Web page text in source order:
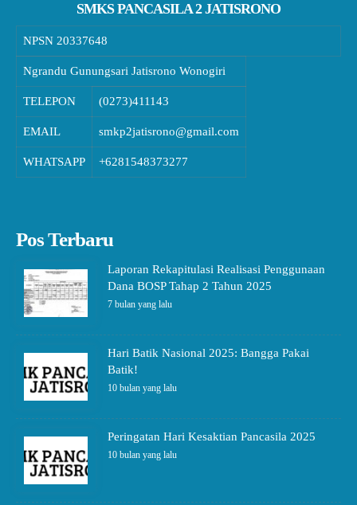
SMKS PANCASILA 2 JATISRONO
NPSN 20337648
Ngrandu Gunungsari Jatisrono Wonogiri
TELEPON (0273)411143
EMAIL smkp2jatisrono@gmail.com
WHATSAPP +6281548373277
Pos Terbaru
Laporan Rekapitulasi Realisasi Penggunaan
Dana BOSP Tahap 2 Tahun 2025
7 bulan yang lalu
Hari Batik Nasional 2025: Bangga Pakai
Batik!
10 bulan yang lalu
Peringatan Hari Kesaktian Pancasila 2025
10 bulan yang lalu